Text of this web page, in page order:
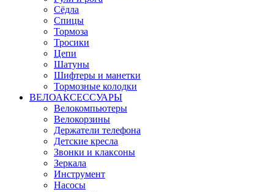
Сёдла
Спицы
Тормоза
Тросики
Цепи
Шатуны
Шифтеры и манетки
Тормозные колодки
ВЕЛОАКСЕССУАРЫ
Велокомпьютеры
Велокорзины
Держатели телефона
Детские кресла
Звонки и клаксоны
Зеркала
Инструмент
Насосы